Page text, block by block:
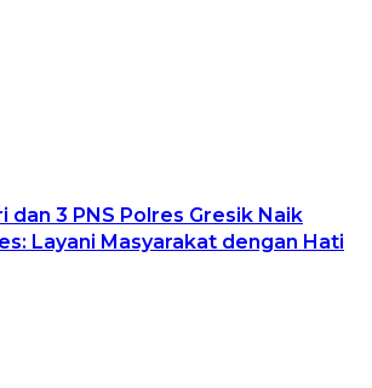
dan 3 PNS Polres Gresik Naik
Layani Masyarakat dengan Hati